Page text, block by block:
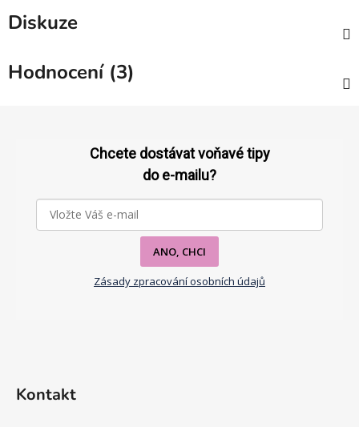
Diskuze
Hodnocení (3)
Chcete dostávat voňavé tipy
do e-mailu?
ANO, CHCI
Zásady zpracování osobních údajů
Kontakt